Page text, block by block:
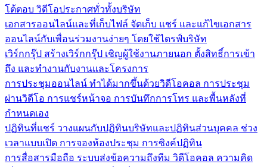
โต้ตอบ วิดีโอประกาศทั่วทั้งบริษัท
เอกสารออนไลน์และที่เก็บไฟล์ จัดเก็บ แชร์ และแก้ไขเอกสาร
ออนไลน์กับเพื่อนร่วมงานง่ายๆ โดยใช้ไดรฟ์บริษัท
เวิร์กกรุ๊ป สร้างเวิร์กกรุ๊ป เชิญผู้ใช้งานภายนอก ตั้งสิทธิ์การเข้า
ถึง และทำงานกับงานและโครงการ
การประชุมออนไลน์ ทำได้มากขึ้นด้วยวิดีโอคอล การประชุม
ผ่านวิดีโอ การแชร์หน้าจอ การบันทึกการโทร และพื้นหลังที่
กำหนดเอง
ปฏิทินที่แชร์ วางแผนกับปฏิทินบริษัทและปฏิทินส่วนบุคคล ช่วง
เวลาแบบเปิด การจองห้องประชุม การซิงค์ปฏิทิน
การสื่อสารมือถือ ระบบส่งข้อความถึงทีม วิดีโอคอล ความคิด